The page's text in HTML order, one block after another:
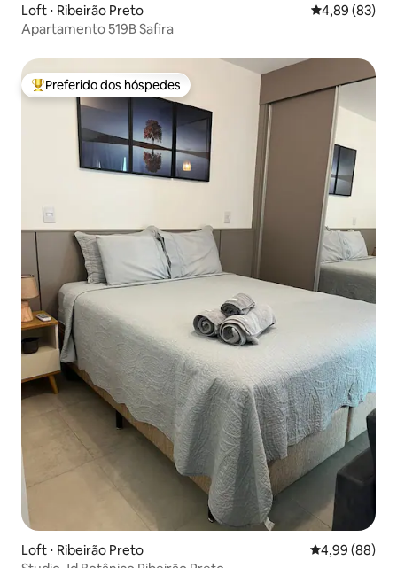
Loft ⋅ Ribeirão Preto 4,89 de uma
4,89 (83)
Apartamento 519B Safira
Entre os melhores preferidos dos hóspedes
Preferido dos hóspedes
Loft ⋅ Ribeirão Preto 4,99 de uma
4,99 (88)